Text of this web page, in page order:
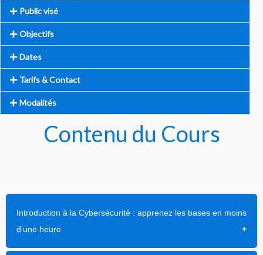
Public visé
Objectifs
Dates
Tarifs & Contact
Modalités
Contenu du Cours
Introduction à la Cybersécurité : apprenez les bases en moins
d'une heure